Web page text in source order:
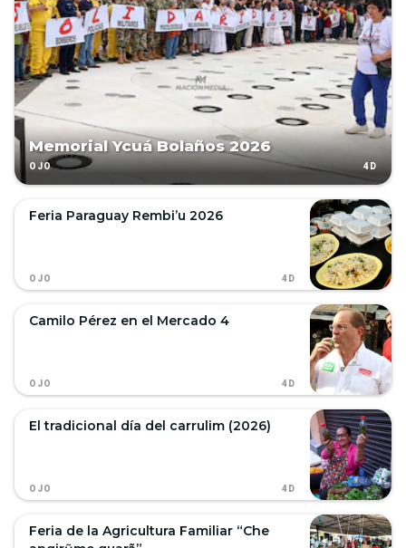
Memorial Ycuá Bolaños 2026
OJO 4D
Feria Paraguay Rembi’u 2026
OJO 4D
Camilo Pérez en el Mercado 4
OJO 4D
El tradicional día del carrulim (2026)
OJO 4D
Feria de la Agricultura Familiar “Che